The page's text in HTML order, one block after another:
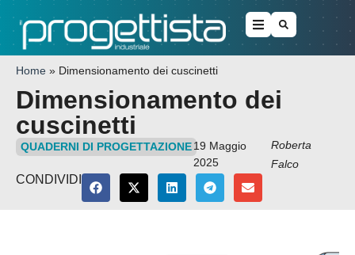
Home » Dimensionamento dei cuscinetti
Dimensionamento dei
cuscinetti
QUADERNI DI PROGETTAZIONE19 Maggio
2025
Roberta
Falco
CONDIVIDI